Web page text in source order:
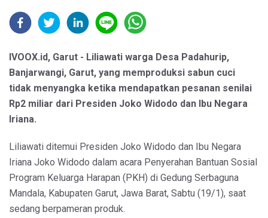
IVOOX.id, Garut - Liliawati warga Desa Padahurip,
Banjarwangi, Garut, yang memproduksi sabun cuci
tidak menyangka ketika mendapatkan pesanan senilai
Rp2 miliar dari Presiden Joko Widodo dan Ibu Negara
Iriana.
Liliawati ditemui Presiden Joko Widodo dan Ibu Negara
Iriana Joko Widodo dalam acara Penyerahan Bantuan Sosial
Program Keluarga Harapan (PKH) di Gedung Serbaguna
Mandala, Kabupaten Garut, Jawa Barat, Sabtu (19/1), saat
sedang berpameran produk.